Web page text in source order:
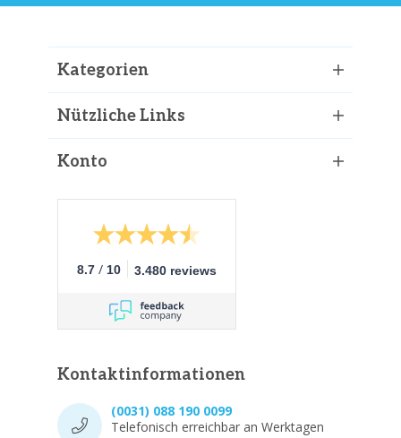
Kategorien
Nützliche Links
Konto
8.7 / 10 3.480 reviews
Kontaktinformationen
(0031) 088 190 0099
Telefonisch erreichbar an Werktagen